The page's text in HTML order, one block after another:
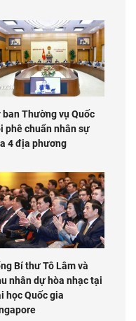
ban Thường vụ Quốc
phê chuẩn nhân sự
4 địa phương
Bí thư Tô Lâm và
nhân dự hòa nhạc tại
học Quốc gia